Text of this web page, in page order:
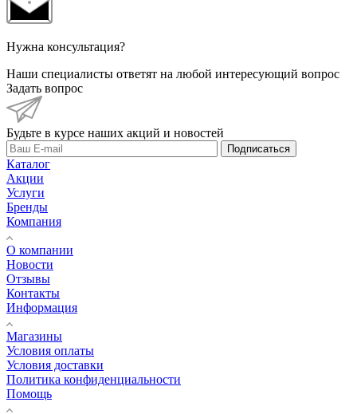
Нужна консультация?
Наши специалисты ответят на любой интересующий вопрос
Задать вопрос
Будьте в курсе наших акций и новостей
Подписаться
Каталог
Акции
Услуги
Бренды
Компания
О компании
Новости
Отзывы
Контакты
Информация
Магазины
Условия оплаты
Условия доставки
Политика конфиденциальности
Помощь